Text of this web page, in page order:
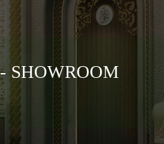
- SHOWROOM